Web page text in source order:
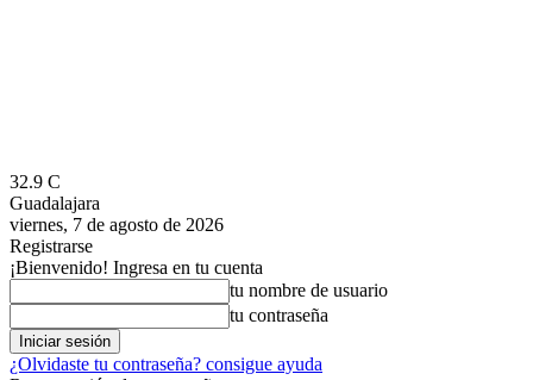
32.9 C
Guadalajara
viernes, 7 de agosto de 2026
Registrarse
¡Bienvenido! Ingresa en tu cuenta
tu nombre de usuario
tu contraseña
¿Olvidaste tu contraseña? consigue ayuda